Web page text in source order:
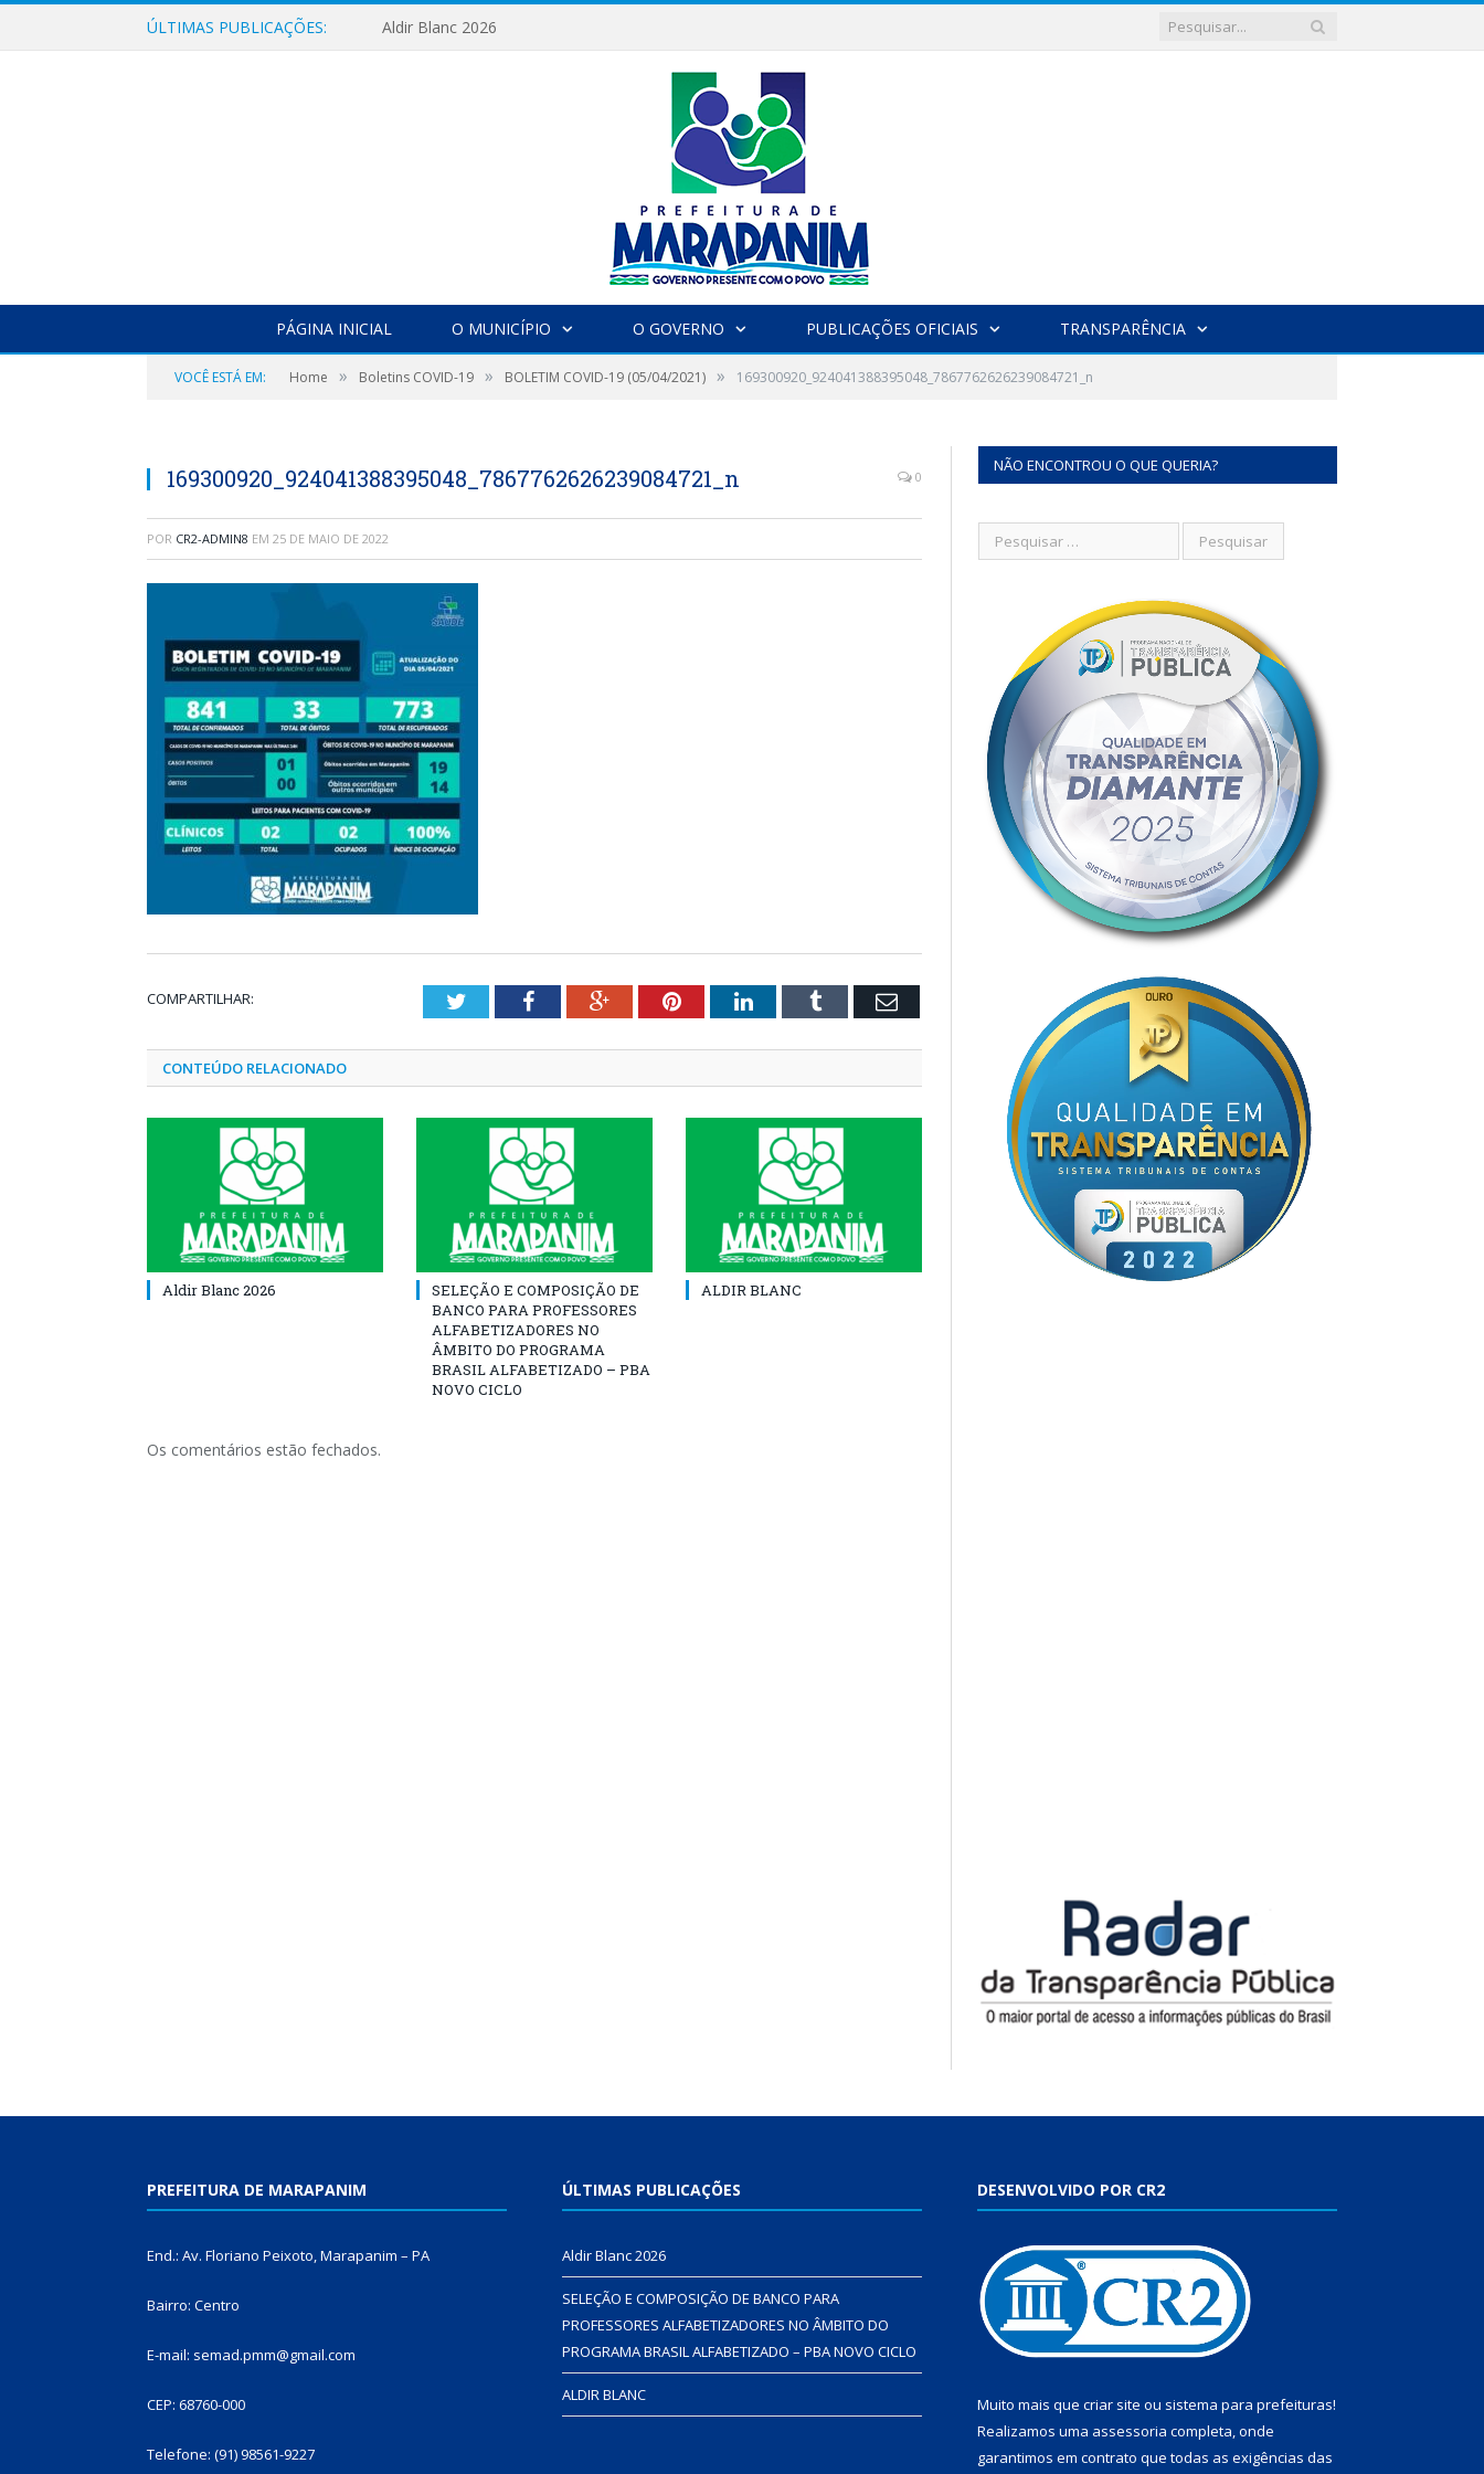
ÚLTIMAS PUBLICAÇÕES: Aldir Blanc 2026
PÁGINA INICIAL O MUNICÍPIO O GOVERNO PUBLICAÇÕES OFICIAIS TRANSPARÊNCIA
VOCÊ ESTÁ EM: Home » Boletins COVID-19 » BOLETIM COVID-19 (05/04/2021) » 169300920_924041388395048_7867762626239084721_n
169300920_924041388395048_7867762626239084721_n 0
POR CR2-ADMIN8 EM 25 DE MAIO DE 2022
COMPARTILHAR: TwitterFacebookGoogle+PinterestLinkedInTumblr Email
CONTEÚDO RELACIONADO
Aldir Blanc 2026
SELEÇÃO E COMPOSIÇÃO DE
BANCO PARA PROFESSORES
ALFABETIZADORES NO
ÂMBITO DO PROGRAMA
BRASIL ALFABETIZADO – PBA
NOVO CICLO
ALDIR BLANC
Os comentários estão fechados.
NÃO ENCONTROU O QUE QUERIA?
PREFEITURA DE MARAPANIM
End.: Av. Floriano Peixoto, Marapanim – PA
Bairro: Centro
E-mail: semad.pmm@gmail.com
CEP: 68760-000
Telefone: (91) 98561-9227
ÚLTIMAS PUBLICAÇÕES
Aldir Blanc 2026
SELEÇÃO E COMPOSIÇÃO DE BANCO PARA
PROFESSORES ALFABETIZADORES NO ÂMBITO DO
PROGRAMA BRASIL ALFABETIZADO – PBA NOVO CICLO
ALDIR BLANC
DESENVOLVIDO POR CR2
Muito mais que criar site ou sistema para prefeituras!
Realizamos uma assessoria completa, onde
garantimos em contrato que todas as exigências das